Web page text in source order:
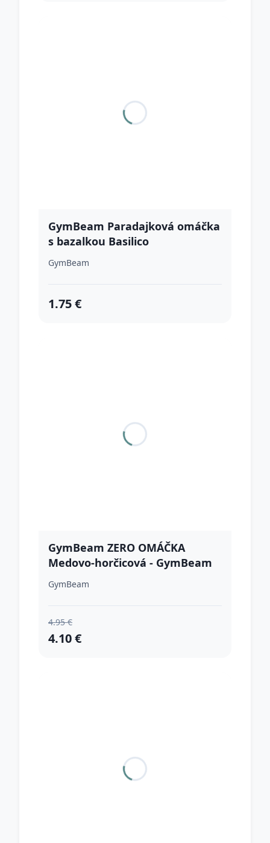
GymBeam Paradajková omáčka
s bazalkou Basilico
GymBeam
1.75 €
GymBeam ZERO OMÁČKA
Medovo-horčicová - GymBeam
GymBeam
4.95 €
4.10 €